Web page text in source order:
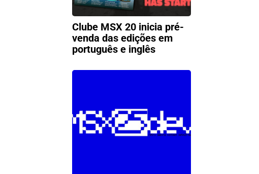
Clube MSX 20 inicia pré-
venda das edições em
português e inglês